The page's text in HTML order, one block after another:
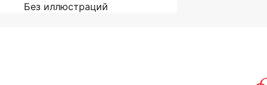
Без иллюстраций